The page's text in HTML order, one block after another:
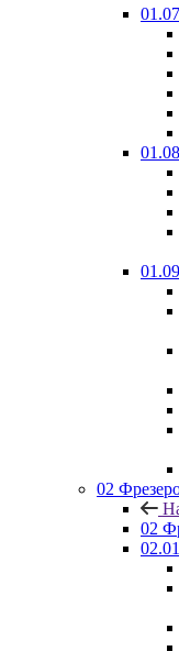
02
02